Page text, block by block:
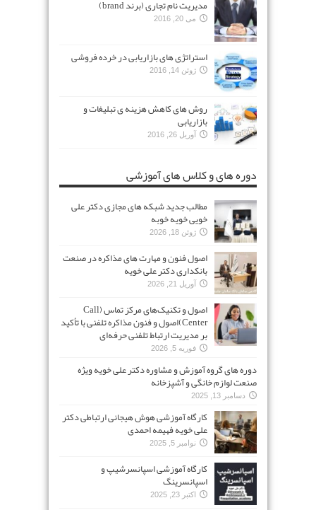
مدیریت نام تجاری (برند brand)
می 20, 2016
استراتژی های بازاریابی در خرده فروشی
ژوئن 14, 2016
روش های کاهش هزینه ی تبلیغات و
بازاریابی
آوریل 26, 2016
دوره های و کلاس های آموزشی
مطالب جدید شبکه های مجازی دکتر علی
خویی خویه خوبه
ژوئن 18, 2026
اصول فنون و مهارت های مذاکره در صنعت
بانکداری دکتر علی خویه
آوریل 21, 2026
اصول و تکنیک‌های مرکز تماس (Call
Center)اصول و فنون مذاکره تلفنی با تأکید
بر مدیریت ارتباط تلفنی حرفه‌ای
فوریه 5, 2026
دوره های گروه آموزش و مشاوره دکتر علی خویه ویژه
صنعت لوازم خانگی و آشپزخانه
دسامبر 13, 2025
کارگاه آموزشی هوش هیجانی ارتباطی دکتر
علی خویه فهیمه احمدی
نوامبر 5, 2025
کارگاه آموزشی اسپانسرشیپ و
اسپانسرینگ
اکتبر 23, 2025